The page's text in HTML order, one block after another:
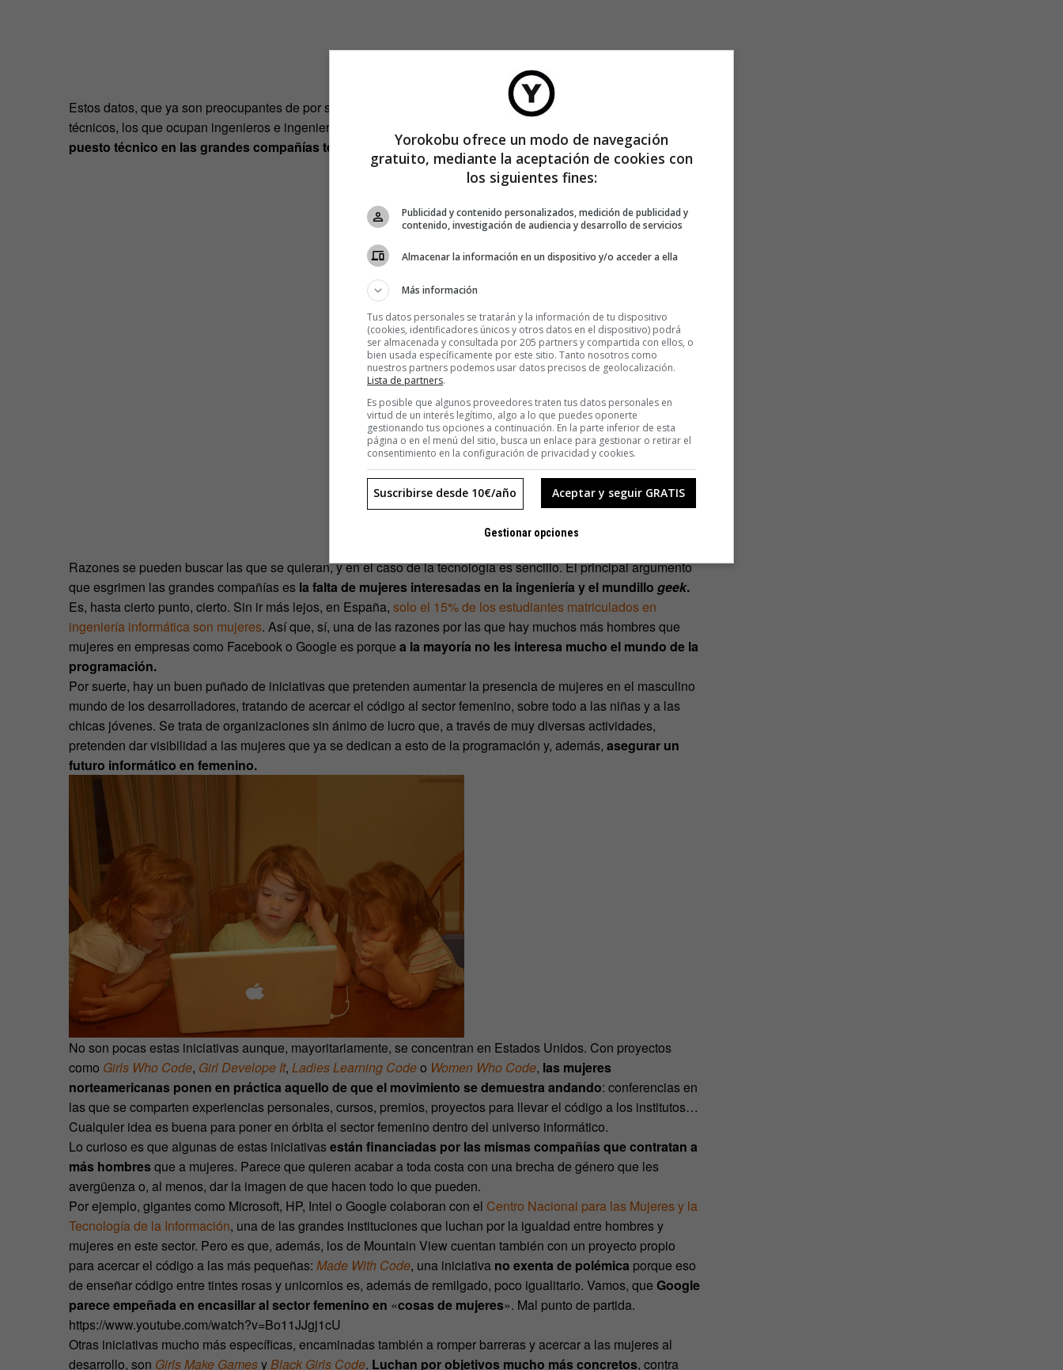
Estos datos, que ya son preocupantes de por sí, todavía van a peor si nos fijamos solamente en los puestos
técnicos, los que ocupan ingenieros e ingenieras.
puesto técnico en las grandes compañías tecnológicas
Razones se pueden buscar las que se quieran, y en el caso de la tecnología es sencillo. El principal argumento
que esgrimen las grandes compañías es la falta de mujeres interesadas en la ingeniería y el mundillo geek.
Es, hasta cierto punto, cierto. Sin ir más lejos, en España, solo el 15% de los estudiantes matriculados en
ingeniería informática son mujeres. Así que, sí, una de las razones por las que hay muchos más hombres que
mujeres en empresas como Facebook o Google es porque a la mayoría no les interesa mucho el mundo de la
programación.
Por suerte, hay un buen puñado de iniciativas que pretenden aumentar la presencia de mujeres en el masculino
mundo de los desarrolladores, tratando de acercar el código al sector femenino, sobre todo a las niñas y a las
chicas jóvenes. Se trata de organizaciones sin ánimo de lucro que, a través de muy diversas actividades,
pretenden dar visibilidad a las mujeres que ya se dedican a esto de la programación y, además, asegurar un
futuro informático en femenino.
No son pocas estas iniciativas aunque, mayoritariamente, se concentran en Estados Unidos. Con proyectos
como Girls Who Code, Girl Develope It, Ladies Learning Codeo Women Who Code, las mujeres
norteamericanas ponen en práctica aquello de que el movimiento se demuestra andando: conferencias en
las que se comparten experiencias personales, cursos, premios, proyectos para llevar el código a los institutos…
Cualquier idea es buena para poner en órbita el sector femenino dentro del universo informático.
Lo curioso es que algunas de estas iniciativasestán financiadas por las mismas compañías que contratan a
más hombresque a mujeres. Parece que quieren acabar a toda costa con una brecha de género que les
avergüenza o, al menos, dar la imagen de que hacen todo lo que pueden.
Por ejemplo, gigantes como Microsoft, HP, Intel o Google colaboran con el Centro Nacional para las Mujeres y la
Tecnología de la Información, una de las grandes instituciones que luchan por la igualdad entre hombres y
mujeres en este sector. Pero es que, además, los de Mountain View cuentan también con un proyecto propio
para acercar el código a las más pequeñas: Made With Code, una iniciativa no exenta de polémica porque eso
de enseñar código entre tintes rosas y unicornios es, además de remilgado, poco igualitario. Vamos, que Google
parece empeñada en encasillar al sector femenino en «cosas de mujeres». Mal punto de partida.
https://www.youtube.com/watch?v=Bo11JJgj1cU
Otras iniciativas mucho más específicas, encaminadas también a romper barreras y acercar a las mujeres al
desarrollo, son Girls Make GamesyBlack Girls Code. Luchan por objetivos mucho más concretos, contra
Yorokobu ofrece un modo de navegación
gratuito, mediante la aceptación de cookies con
los siguientes fines:
Publicidad y contenido personalizados, medición de publicidad y
contenido, investigación de audiencia y desarrollo de servicios
Almacenar la información en un dispositivo y/o acceder a ella
Más información
Tus datos personales se tratarán y la información de tu dispositivo
(cookies, identificadores únicos y otros datos en el dispositivo) podrá
ser almacenada y consultada por 205 partners y compartida con ellos, o
bien usada específicamente por este sitio. Tanto nosotros como
nuestros partners podemos usar datos precisos de geolocalización.
Lista de partners.
Es posible que algunos proveedores traten tus datos personales en
virtud de un interés legítimo, algo a lo que puedes oponerte
gestionando tus opciones a continuación. En la parte inferior de esta
página o en el menú del sitio, busca un enlace para gestionar o retirar el
consentimiento en la configuración de privacidad y cookies.
Aceptar y seguir GRATIS
Suscribirse desde 10€/año
Gestionar opciones